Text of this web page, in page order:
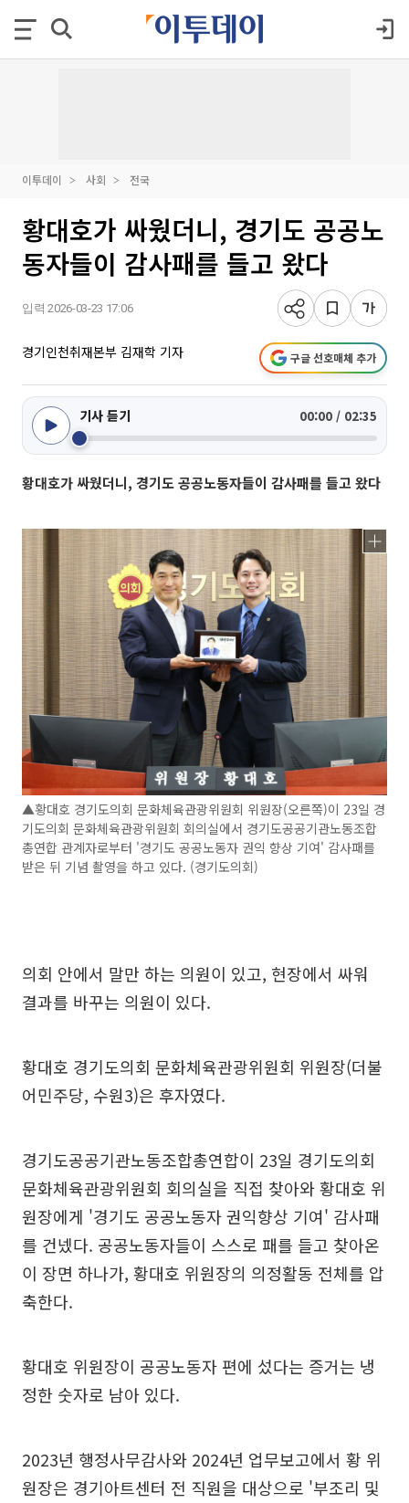
이투데이 사회 전국
황대호가 싸웠더니, 경기도 공공노
동자들이 감사패를 들고 왔다
입력 2026-03-23 17:06
경기인천취재본부 김재학 기자 구글 선호매체 추가
기사 듣기 00:00 / 02:35
황대호가 싸웠더니, 경기도 공공노동자들이 감사패를 들고 왔다
▲황대호 경기도의회 문화체육관광위원회 위원장(오른쪽)이 23일 경
기도의회 문화체육관광위원회 회의실에서 경기도공공기관노동조합
총연합 관계자로부터 '경기도 공공노동자 권익 향상 기여' 감사패를
받은 뒤 기념 촬영을 하고 있다. (경기도의회)
의회 안에서 말만 하는 의원이 있고, 현장에서 싸워
결과를 바꾸는 의원이 있다.
황대호 경기도의회 문화체육관광위원회 위원장(더불
어민주당, 수원3)은 후자였다.
경기도공공기관노동조합총연합이 23일 경기도의회
문화체육관광위원회 회의실을 직접 찾아와 황대호 위
원장에게 '경기도 공공노동자 권익향상 기여' 감사패
를 건넸다. 공공노동자들이 스스로 패를 들고 찾아온
이 장면 하나가, 황대호 위원장의 의정활동 전체를 압
축한다.
황대호 위원장이 공공노동자 편에 섰다는 증거는 냉
정한 숫자로 남아 있다.
2023년 행정사무감사와 2024년 업무보고에서 황 위
원장은 경기아트센터 전 직원을 대상으로 '부조리 및